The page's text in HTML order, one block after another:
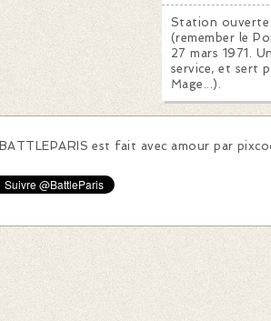
Station ouverte
(remember le
27 mars 1971.
service, et sert
Mage...).
BATTLEPARIS est fait avec amour par